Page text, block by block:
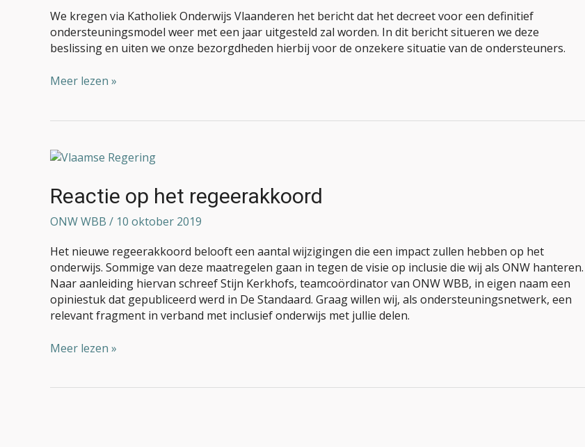
We kregen via Katholiek Onderwijs Vlaanderen het bericht dat het decreet voor een definitief
ondersteuningsmodel weer met een jaar uitgesteld zal worden. In dit bericht situeren we deze
beslissing en uiten we onze bezorgdheden hierbij voor de onzekere situatie van de ondersteuners.
Meer lezen »
Reactie op het regeerakkoord
ONW WBB / 10 oktober 2019
Het nieuwe regeerakkoord belooft een aantal wijzigingen die een impact zullen hebben op het
onderwijs. Sommige van deze maatregelen gaan in tegen de visie op inclusie die wij als ONW hanteren.
Naar aanleiding hiervan schreef Stijn Kerkhofs, teamcoördinator van ONW WBB, in eigen naam een
opiniestuk dat gepubliceerd werd in De Standaard. Graag willen wij, als ondersteuningsnetwerk, een
relevant fragment in verband met inclusief onderwijs met jullie delen.
Reactie
het
regeerakkoord
Meer lezen »